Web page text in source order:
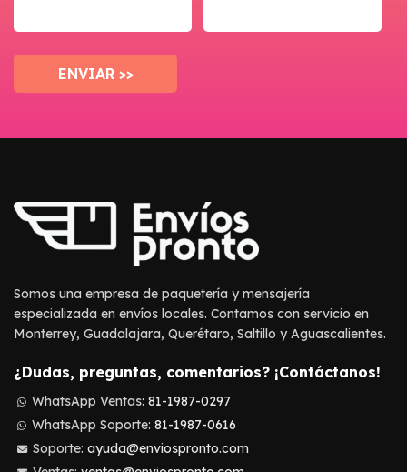
Somos una empresa de paquetería y mensajería
especializada en envíos locales. Contamos con servicio en
Monterrey, Guadalajara, Querétaro, Saltillo y Aguascalientes.
¿Dudas, preguntas, comentarios? ¡Contáctanos!
WhatsApp Ventas: 81-1987-0297
WhatsApp Soporte: 81-1987-0616
Soporte: ayuda@enviospronto.com